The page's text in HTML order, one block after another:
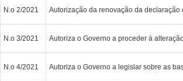
N.o 2/2021 Autorização da renovação da
N.o 3/2021 Autoriza o Governo a proceder à
N.o 4/2021 Autoriza o Governo a legislar sobre as